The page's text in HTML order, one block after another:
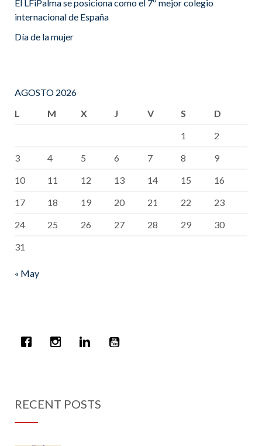
El LFiPalma se posiciona como el 7º mejor colegio
internacional de España
Día de la mujer
AGOSTO 2026
L
M X J V S
D
1
2
3
4 5 6 7 8
9
10
11 12 13 14 15
16
17
18 19 20 21 22
23
24
25 26 27 28 29
30
31
« May
RECENT POSTS